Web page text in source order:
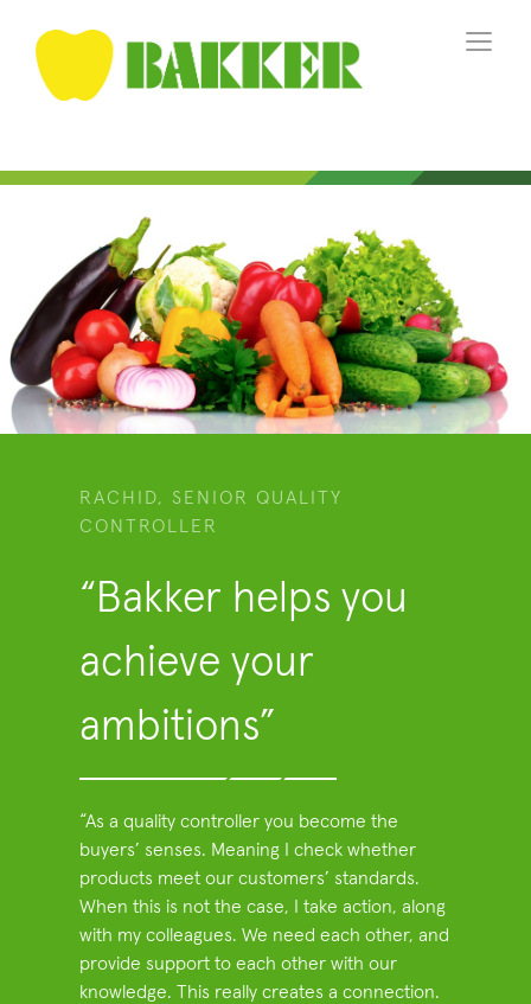
RACHID, SENIOR QUALITY
CONTROLLER
“Bakker helps you
achieve your
ambitions”
“As a quality controller you become the
buyers’ senses. Meaning I check whether
products meet our customers’ standards.
When this is not the case, I take action, along
with my colleagues. We need each other, and
provide support to each other with our
knowledge. This really creates a connection.